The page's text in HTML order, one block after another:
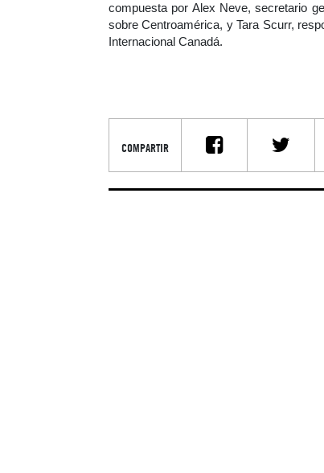
compuesta por Alex Neve, secretario
sobre Centroamérica, y Tara Scurr,
Internacional Canadá.
COMPARTIR